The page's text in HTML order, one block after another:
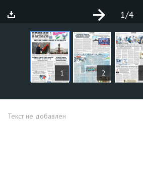
1 2
1/4
СТАТЬИ
Текст не добавлен